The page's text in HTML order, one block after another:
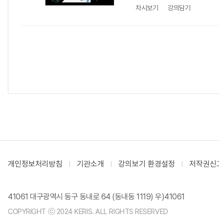
차시보기
강의담기
개인정보처리방침 기관소개 강의보기 환경설정 저작권신
41061 대구광역시 동구 동내로 64 (동내동 1119) 우)41061
COPYRIGHT ⓒ 2024 KERIS. ALL RIGHTS RESERVED